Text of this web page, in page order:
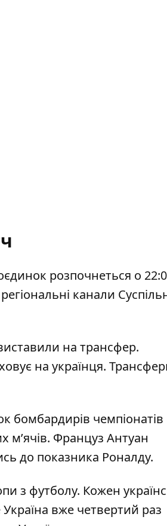
розпочнеться о
канали
на трансфер.
на українця.
бомбардирів чемпіонатів
м’ячів. Француз Антуан
до показника Роналду.
з футболу. Кожен
Україна вже четвертий раз